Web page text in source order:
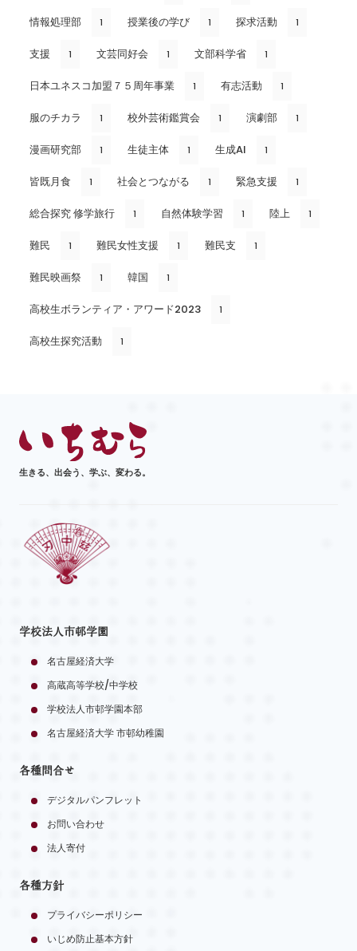
情報処理部 1 授業後の学び 1 探求活動 1
支援 1 文芸同好会 1 文部科学省 1
日本ユネスコ加盟７５周年事業 1 有志活動 1
服のチカラ 1 校外芸術鑑賞会 1 演劇部 1
漫画研究部 1 生徒主体 1 生成AI 1
皆既月食 1 社会とつながる 1 緊急支援 1
総合探究 修学旅行 1 自然体験学習 1 陸上 1
難民 1 難民女性支援 1 難民支 1
難民映画祭 1 韓国 1
高校生ボランティア・アワード2023 1
高校生探究活動 1
生きる、出会う、学ぶ、変わる。
学校法人市邨学園
名古屋経済大学
高蔵高等学校/中学校
学校法人市邨学園本部
名古屋経済大学 市邨幼稚園
各種問合せ
デジタルパンフレット
お問い合わせ
法人寄付
各種方針
プライバシーポリシー
いじめ防止基本方針